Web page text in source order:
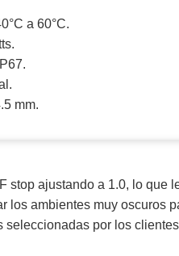
a 60°C.
mm.
stop ajustando a 1.0, lo que
los ambientes muy oscuros
seleccionadas por los